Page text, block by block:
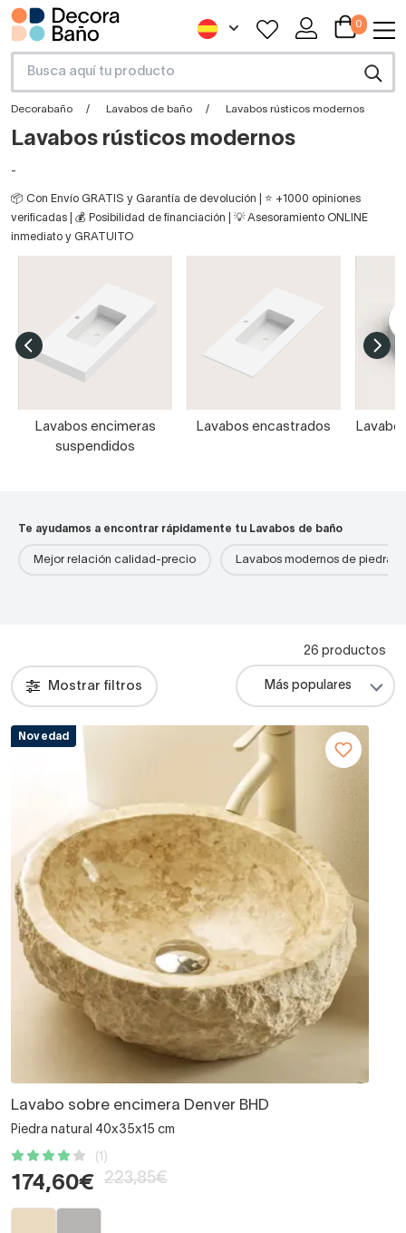
0
Decorabaño Lavabos de baño Lavabos rústicos modernos
Lavabos rústicos modernos
-
📦 Con Envío GRATIS y Garantía de devolución | ⭐ +1000 opiniones
verificadas | 💰 Posibilidad de financiación | 💡 Asesoramiento ONLINE
inmediato y GRATUITO
Lavabos encimeras
suspendidos
Lavabos encastrados
Te ayudamos a encontrar rápidamente tu Lavabos de baño
Mejor relación calidad-precio Lavabos modernos de piedra
Mostrar filtros
26 productos
Novedad
Lavabo sobre encimera Denver BHD
Piedra natural 40x35x15 cm
(1)
174,60€ 223,85€